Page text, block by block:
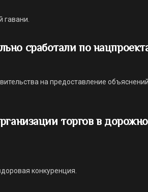
сработали по
на предоставление
торгов в
конкуренция.